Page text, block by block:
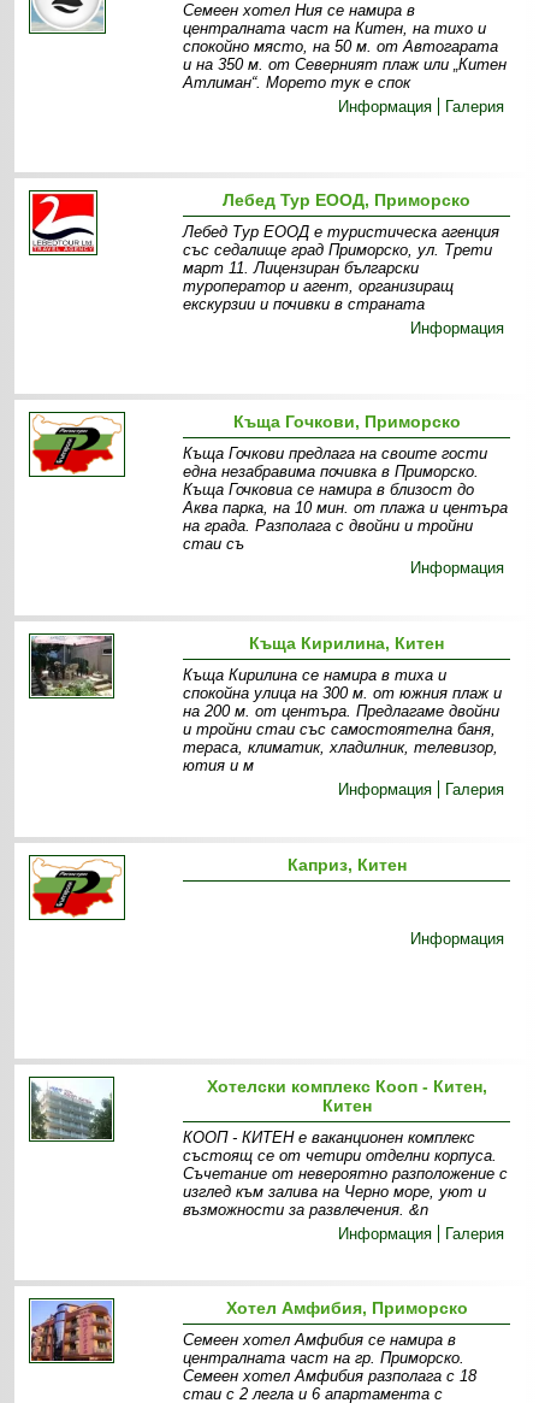
Семеен хотел Ния се намира в
централната част на Китен, на тихо и
спокойно място, на 50 м. от Автогарата
и на 350 м. от Северният плаж или „Китен
Атлиман“. Морето тук е спок
Информация
Галерия
Лебед Тур ЕООД, Приморско
Лебед Тур ЕООД е туристическа агенция
със седалище град Приморско, ул. Трети
март 11. Лицензиран български
туроператор и агент, организиращ
екскурзии и почивки в страната
Информация
Къща Гочкови, Приморско
Къща Гочкови предлага на своите гости
една незабравима почивка в Приморско.
Къща Гочковиа се намира в близост до
Аква парка, на 10 мин. от плажа и центъра
на града. Разполага с двойни и тройни
стаи съ
Информация
Къща Кирилина, Китен
Къща Кирилина се намира в тиха и
спокойна улица на 300 м. от южния плаж и
на 200 м. от центъра. Предлагаме двойни
и тройни стаи със самостоятелна баня,
тераса, климатик, хладилник, телевизор,
ютия и м
Информация
Галерия
Каприз, Китен
Информация
Хотелски комплекс Кооп - Китен,
Китен
КООП - КИТЕН е ваканционен комплекс
състоящ се от четири отделни корпуса.
Съчетание от невероятно разположение с
изглед към залива на Черно море, уют и
възможности за развлечения. &n
Информация
Галерия
Хотел Амфибия, Приморско
Семеен хотел Амфибия се намира в
централната част на гр. Приморско.
Семеен хотел Амфибия разполага с 18
стаи с 2 легла и 6 апартамента с